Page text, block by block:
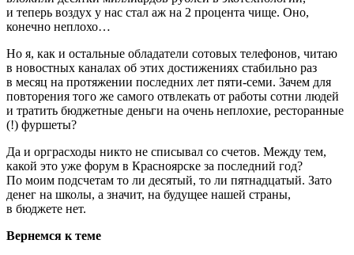
и теперь воздух у нас стал аж на 2 процента чище. Оно,
конечно неплохо…
Но я, как и остальные обладатели сотовых телефонов, читаю
в новостных каналах об этих достижениях стабильно раз
в месяц на протяжении последних лет пяти-семи. Зачем для
повторения того же самого отвлекать от работы сотни людей
и тратить бюджетные деньги на очень неплохие, ресторанные
(!) фуршеты?
Да и орграсходы никто не списывал со счетов. Между тем,
какой это уже форум в Красноярске за последний год?
По моим подсчетам то ли десятый, то ли пятнадцатый. Зато
денег на школы, а значит, на будущее нашей страны,
в бюджете нет.
Вернемся к теме